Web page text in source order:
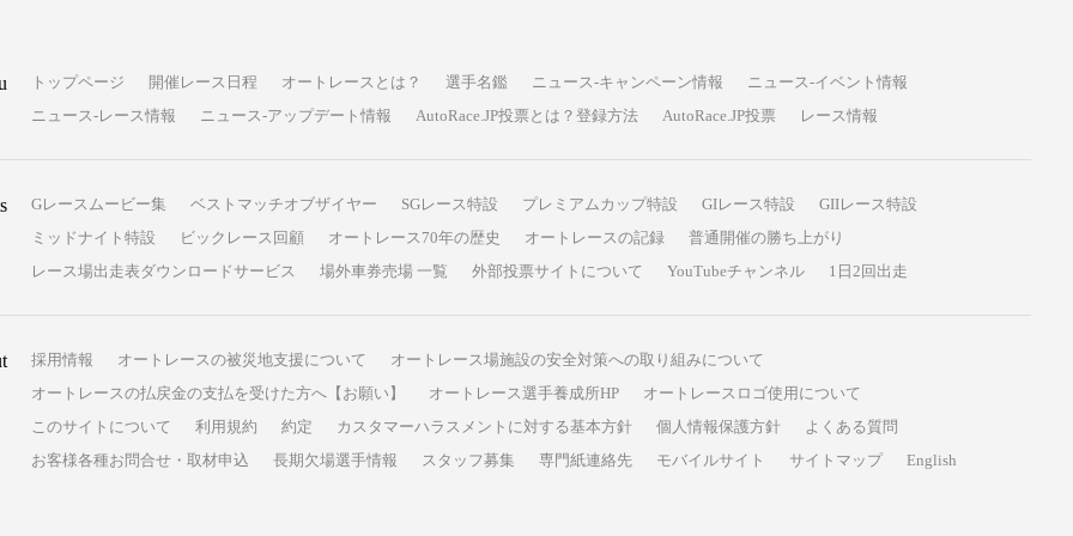
トップページ 開催レース日程 オートレースとは？ 選手名鑑 ニュース-キャンペーン情報
ニュース-イベント情報
ニュース-レース情報
ニュース-アップデート情報 AutoRace.JP投票とは？登録方法 AutoRace.JP投票 レース情報
Gレースムービー集 ベストマッチオブザイヤー SGレース特設 プレミアムカップ特設 GIレース特設
GIIレース特設
ミッドナイト特設
ビックレース回顧 オートレース70年の歴史 オートレースの記録
普通開催の勝ち上がり
レース場出走表ダウンロードサービス
場外車券売場 一覧 外部投票サイトについて YouTubeチャンネル 1日2回出走
採用情報 オートレースの被災地支援について
オートレース場施設の安全対策への取り組みについて
オートレースの払戻金の支払を受けた方へ【お願い】
オートレース選手養成所HP
オートレースロゴ使用について
このサイトについて
利用規約 約定 カスタマーハラスメントに対する基本方針 個人情報保護方針
よくある質問
お客様各種お問合せ・取材申込
長期欠場選手情報 スタッフ募集 専門紙連絡先 モバイルサイト サイトマップ English